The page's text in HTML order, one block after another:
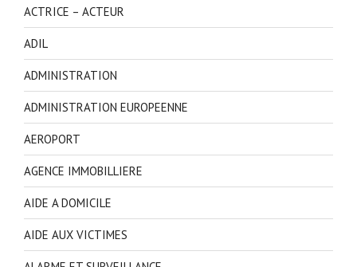
ACTRICE – ACTEUR
ADIL
ADMINISTRATION
ADMINISTRATION EUROPEENNE
AEROPORT
AGENCE IMMOBILLIERE
AIDE A DOMICILE
AIDE AUX VICTIMES